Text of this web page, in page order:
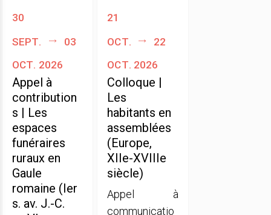
30
sept.
03
oct. 2026
Appel à
contribution
s | Les
espaces
funéraires
ruraux en
Gaule
romaine (Ier
s. av. J.-C.
21
oct.
22
oct. 2026
Colloque |
Les
habitants en
assemblées
(Europe,
XIIe-XVIIIe
siècle)
Appel à
communicatio